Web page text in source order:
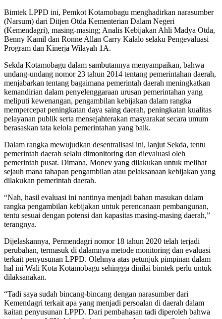
Bimtek LPPD ini, Pemkot Kotamobagu menghadirkan narasumber
(Narsum) dari Ditjen Otda Kementerian Dalam Negeri
(Kemendagri), masing-masing; Analis Kebijakan Ahli Madya Otda,
Benny Kamil dan Ronne Allan Carry Kalalo selaku Pengevaluasi
Program dan Kinerja Wilayah 1A.
Sekda Kotamobagu dalam sambutannya menyampaikan, bahwa
undang-undang nomor 23 tahun 2014 tentang pemerintahan daerah,
menjabarkan tentang bagaimana pemerintah daerah meningkatkan
kemandirian dalam penyelenggaraan urusan pemerintahan yang
meliputi kewenangan, pengambilan kebijakan dalam rangka
mempercepat peningkatan daya saing daerah, peningkatan kualitas
pelayanan publik serta mensejahterakan masyarakat secara umum
berasaskan tata kelola pemerintahan yang baik.
Dalam rangka mewujudkan desentralisasi ini, lanjut Sekda, tentu
pemerintah daerah selalu dimonitoring dan dievaluasi oleh
pemerintah pusat. Dimana, Monev yang dilakukan untuk melihat
sejauh mana tahapan pengambilan atau pelaksanaan kebijakan yang
dilakukan pemerintah daerah.
“Nah, hasil evaluasi ini nantinya menjadi bahan masukan dalam
rangka pengambilan kebijakan untuk perencanaan pembangunan,
tentu sesuai dengan potensi dan kapasitas masing-masing daerah,”
terangnya.
Dijelaskannya, Permendagri nomor 18 tahun 2020 telah terjadi
perubahan, termasuk di dalamnya metode monitoring dan evaluasi
terkait penyusunan LPPD. Olehnya atas petunjuk pimpinan dalam
hal ini Wali Kota Kotamobagu sehingga dinilai bimtek perlu untuk
dilaksanakan.
“Tadi saya sudah bincang-bincang dengan narasumber dari
Kemendagri terkait apa yang menjadi persoalan di daerah dalam
kaitan penyusunan LPPD. Dari pembahasan tadi diperoleh bahwa